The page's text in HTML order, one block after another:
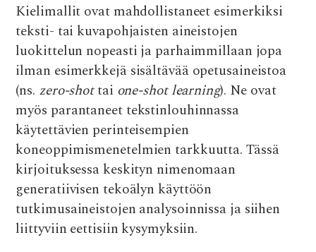
Kielimallit ovat mahdollistaneet esimerkiksi
teksti- tai kuvapohjaisten aineistojen
luokittelun nopeasti ja parhaimmillaan jopa
ilman esimerkkejä sisältävää opetusaineistoa
(ns. zero-shottai one-shot learning). Ne ovat
myös parantaneet tekstinlouhinnassa
käytettävien perinteisempien
koneoppimismenetelmien tarkkuutta. Tässä
kirjoituksessa keskityn nimenomaan
generatiivisen tekoälyn käyttöön
tutkimusaineistojen analysoinnissa ja siihen
liittyviin eettisiin kysymyksiin.